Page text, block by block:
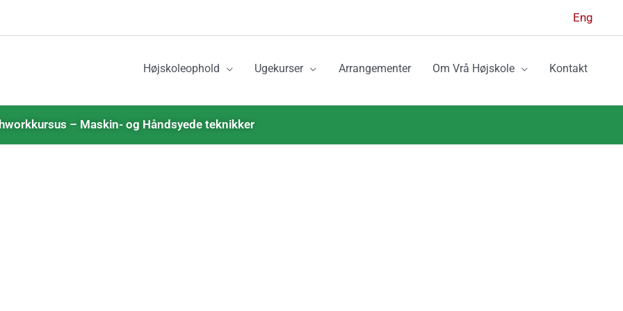
Eng
Højskoleophold Ugekurser Arrangementer Om Vrå Højskole Kontakt
– Maskin- og Håndsyede teknikker